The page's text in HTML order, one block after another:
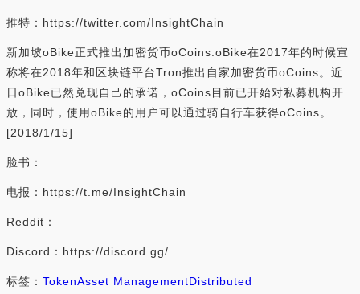
推特：https://twitter.com/InsightChain
新加坡oBike正式推出加密货币oCoins:oBike在2017年的时候宣
称将在2018年和区块链平台Tron推出自家加密货币oCoins。近
日oBike已然兑现自己的承诺，oCoins目前已开始对私募机构开
放，同时，使用oBike的用户可以通过骑自行车获得oCoins。
[2018/1/15]
脸书：
电报：https://t.me/InsightChain
Reddit：
Discord：https://discord.gg/
标签： TokenAsset ManagementDistributed